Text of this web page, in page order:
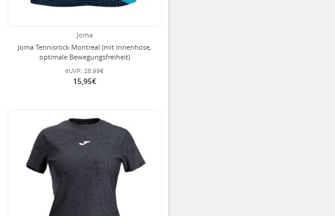
Joma
Joma Tennisrock Montreal (mit Innenhose,
optimale Bewegungsfreiheit)
eUVP: 28,99€
15,95€